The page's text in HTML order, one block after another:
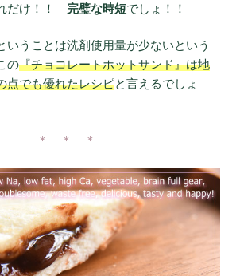
だけ！！ 完璧な時短でしょ！！
いうことは洗剤使用量が少ないという
の『チョコレートホットサンド』は地
点でも優れたレシピと言えるでしょ
＊ ＊ ＊